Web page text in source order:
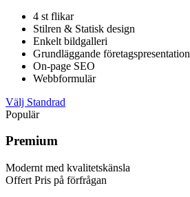
4 st flikar
Stilren & Statisk design
Enkelt bildgalleri
Grundläggande företagspresentation
On-page SEO
Webbformulär
Välj Standrad
Populär
Premium
Modernt med kvalitetskänsla
Offert Pris på förfrågan